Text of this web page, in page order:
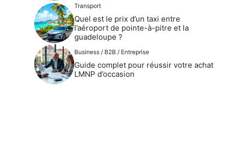
Transport
Quel est le prix d’un taxi entre
l’aéroport de pointe-à-pitre et la
guadeloupe ?
Business / B2B / Entreprise
Guide complet pour réussir votre achat
LMNP d’occasion